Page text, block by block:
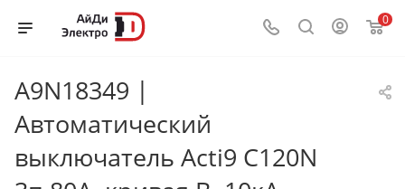
0
A9N18349 |
Автоматический
выключатель Acti9 C120N